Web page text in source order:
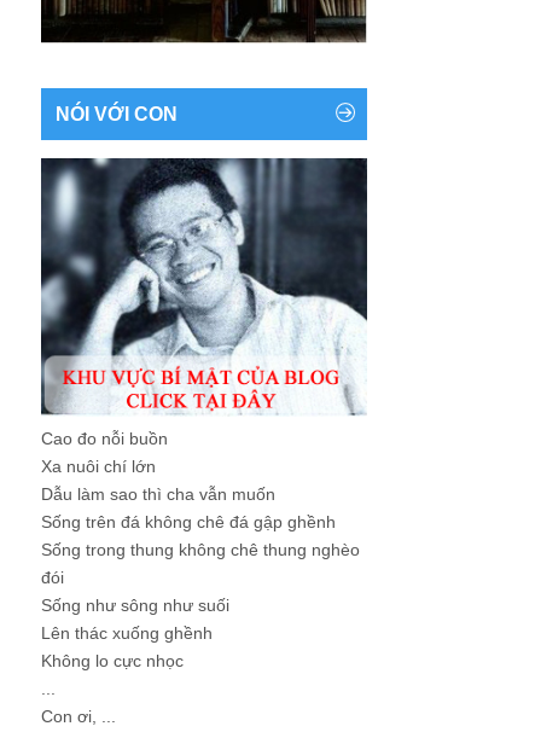
NÓI VỚI CON
Cao đo nỗi buồn
Xa nuôi chí lớn
Dẫu làm sao thì cha vẫn muốn
Sống trên đá không chê đá gập ghềnh
Sống trong thung không chê thung nghèo
đói
Sống như sông như suối
Lên thác xuống ghềnh
Không lo cực nhọc
Con ơi, ...